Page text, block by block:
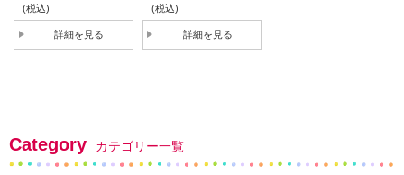
(税込)
詳細を見る
(税込)
詳細を見る
Category カテゴリー一覧